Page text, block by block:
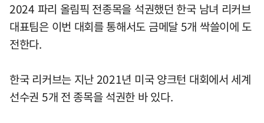
2024 파리 올림픽 전종목을 석권했던 한국 남녀 리커브
대표팀은 이번 대회를 통해서도 금메달 5개 싹쓸이에 도
전한다.
한국 리커브는 지난 2021년 미국 양크턴 대회에서 세계
선수권 5개 전 종목을 석권한 바 있다.